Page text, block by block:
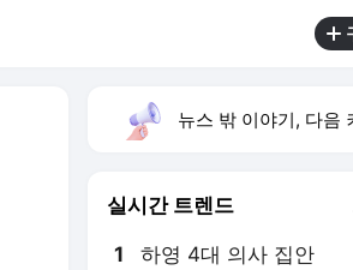
뉴스 밖 이야기, 다음 커뮤
실시간 트렌드
1 하영 4대 의사 집안